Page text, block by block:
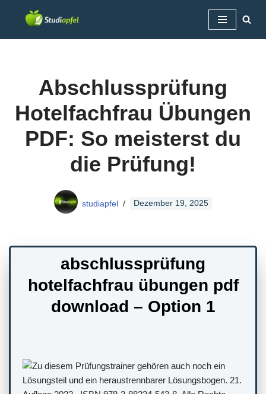
Abschlussprüfung
Hotelfachfrau Übungen
PDF: So meisterst du
die Prüfung!
studiapfel Dezember 19, 2025
abschlussprüfung
hotelfachfrau übungen pdf
download – Option 1